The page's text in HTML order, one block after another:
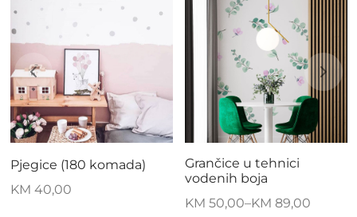
Pjegice (180 komada)
KM 40,00
Grančice u tehnici
vodenih boja
KM 50,00–KM 89,00